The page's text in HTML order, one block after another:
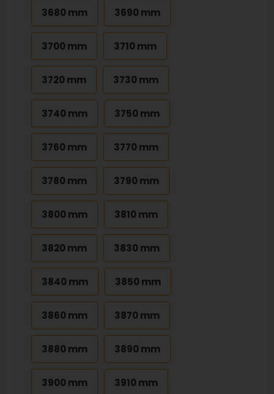
3680 mm 3690 mm
3700 mm 3710 mm
3720 mm 3730 mm
3740 mm 3750 mm
3760 mm 3770 mm
3780 mm 3790 mm
3800 mm 3810 mm
3820 mm 3830 mm
3840 mm 3850 mm
3860 mm 3870 mm
3880 mm 3890 mm
3900 mm 3910 mm